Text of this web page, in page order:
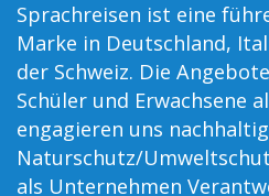
Sprachreisen ist eine
Marke in Deutschland,
der Schweiz. Die
Schüler und Erwachsene
engagieren uns
Naturschutz/
als Unternehmen